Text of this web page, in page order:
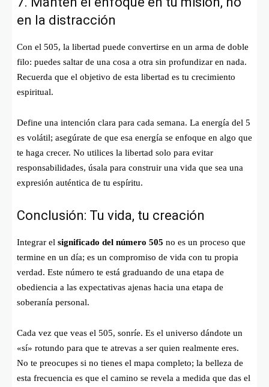
en la distracción
Con el 505, la libertad puede convertirse en un arma de doble
filo: puedes saltar de una cosa a otra sin profundizar en nada.
Recuerda que el objetivo de esta libertad es tu crecimiento
espiritual.
Define una intención clara para cada semana. La energía del 5
es volátil; asegúrate de que esa energía se enfoque en algo que
te haga crecer. No utilices la libertad solo para evitar
responsabilidades, úsala para construir una vida que sea una
expresión auténtica de tu espíritu.
Conclusión: Tu vida, tu creación
Integrar el significado del número 505 no es un proceso que
termine en un día; es un compromiso de vida con tu propia
verdad. Este número te está graduando de una etapa de
obediencia a las expectativas ajenas hacia una etapa de
soberanía personal.
Cada vez que veas el 505, sonríe. Es el universo dándote un
«sí» rotundo para que te atrevas a ser quien realmente eres.
No te preocupes si no tienes el mapa completo; la belleza de
esta frecuencia es que el camino se revela a medida que das el